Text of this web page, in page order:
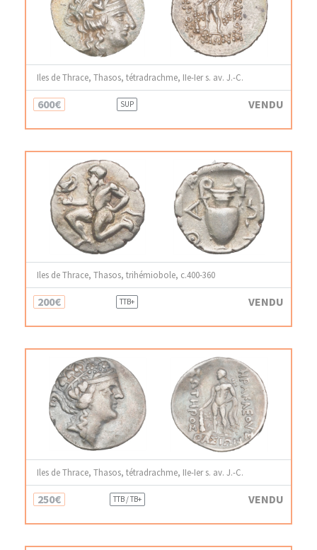
Iles de Thrace, Thasos, tétradrachme, IIe-Ier s. av. J.-C.
600€ SUP VENDU
Iles de Thrace, Thasos, trihémiobole, c.400-360
200€ TTB+ VENDU
Iles de Thrace, Thasos, tétradrachme, IIe-Ier s. av. J.-C.
250€ TTB / TB+ VENDU